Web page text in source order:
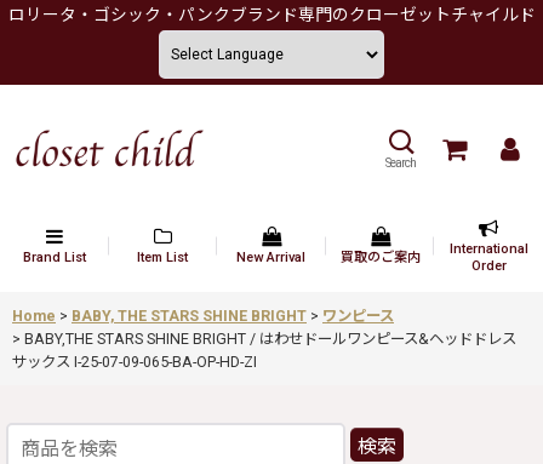
ロリータ・ゴシック・パンクブランド専門のクローゼットチャイルド
Search
Brand List Item List New Arrival 買取のご案内
International
Order
Home > BABY, THE STARS SHINE BRIGHT > ワンピース
> BABY,THE STARS SHINE BRIGHT / はわせドールワンピース&ヘッドドレス
サックス I-25-07-09-065-BA-OP-HD-ZI
検索